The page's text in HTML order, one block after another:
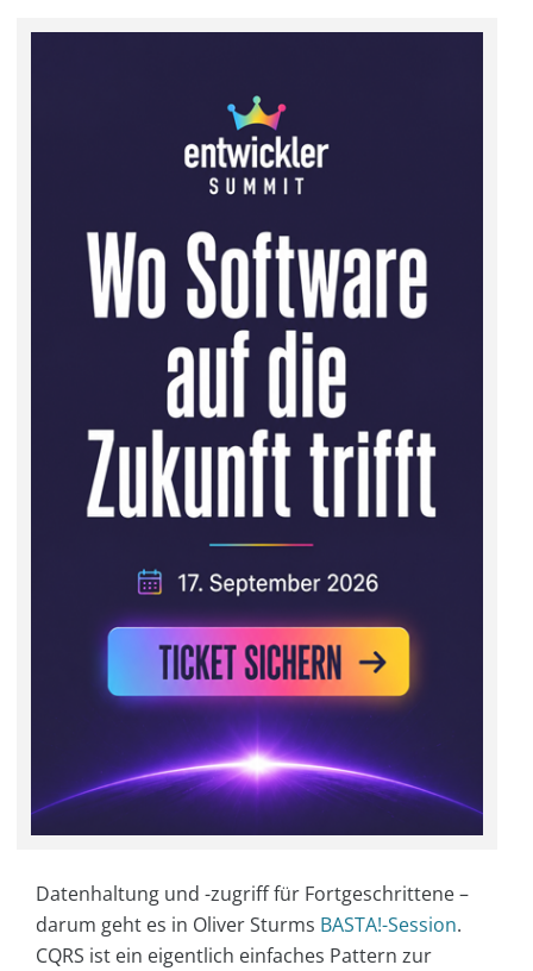
Datenhaltung und -zugriff für Fortgeschrittene –
darum geht es in Oliver Sturms BASTA!-Session.
CQRS ist ein eigentlich einfaches Pattern zur